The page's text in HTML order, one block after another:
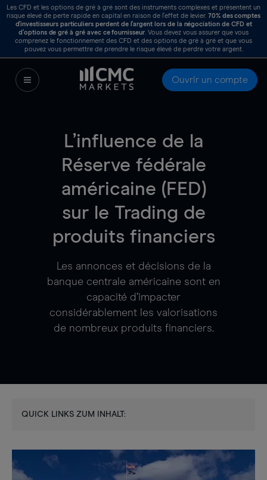
Les CFD et les options de gré à gré sont des instruments complexes et présentent un
risque élevé de perte rapide en capital en raison de l’effet de levier. 70%des comptes
d’investisseurs particuliers perdent de l’argent lors de la négociation de CFD et
d’options de gré à gré avec ce fournisseur. Vous devez vous assurer que vous
comprenez le fonctionnement des CFD et des options de gré à gré et que vous
pouvez vous permettre de prendre le risque élevé de perdre votre argent.
Ouvrir un compte
L’influence de la
Réserve fédérale
américaine (FED)
sur le Trading de
produits financiers
Les annonces et décisions de la
banque centrale américaine sont en
capacité d’impacter
considérablement les valorisations
de nombreux produits financiers.
QUICK LINKS ZUM INHALT: